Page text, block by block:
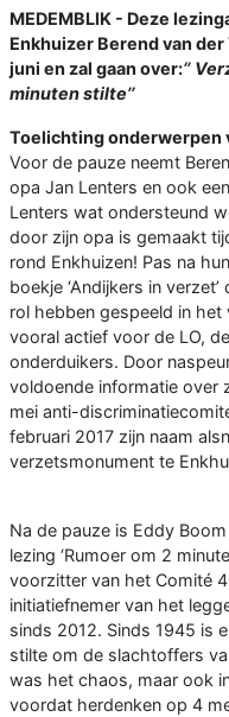
MEDEMBLIK - Deze
Enkhuizer Berend van
juni en zal gaan over:‘’
minuten stilte’’
Toelichting onderwerpen
Voor de pauze neemt
opa Jan Lenters en ook
Lenters wat ondersteund
door zijn opa is gemaakt
rond Enkhuizen! Pas na
boekje ‘Andijkers in
rol hebben gespeeld in het
vooral actief voor de LO,
onderduikers. Door
voldoende informatie over
mei anti-
februari 2017 zijn naam
verzetsmonument te
Na de pauze is Eddy
lezing ‘Rumoer om 2
voorzitter van het Comité
initiatiefnemer van het
sinds 2012. Sinds 1945 is
stilte om de slachtoffers
was het chaos, maar ook
voordat herdenken op 4